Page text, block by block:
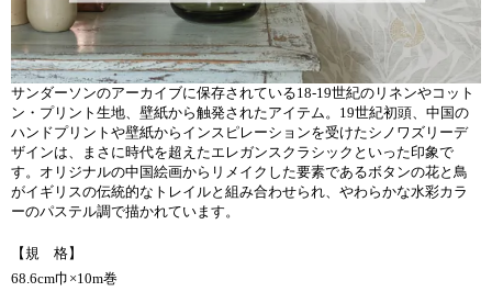
サンダーソンのアーカイブに保存されている18-19世紀のリネンやコット
ン・プリント生地、壁紙から触発されたアイテム。19世紀初頭、中国の
ハンドプリントや壁紙からインスピレーションを受けたシノワズリーデ
ザインは、まさに時代を超えたエレガンスクラシックといった印象で
す。オリジナルの中国絵画からリメイクした要素であるボタンの花と鳥
がイギリスの伝統的なトレイルと組み合わせられ、やわらかな水彩カラ
ーのパステル調で描かれています。
【規 格】
68.6cm巾×10m巻